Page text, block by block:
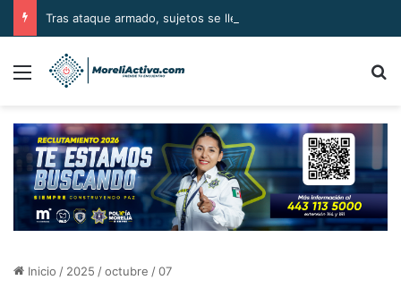
Menú
Inicio / 2025 /octubre /07